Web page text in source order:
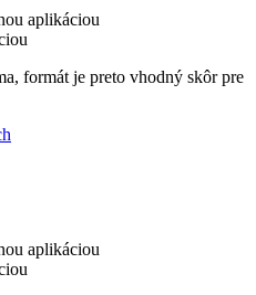
aplikáciou
formát je preto vhodný skôr pre
aplikáciou